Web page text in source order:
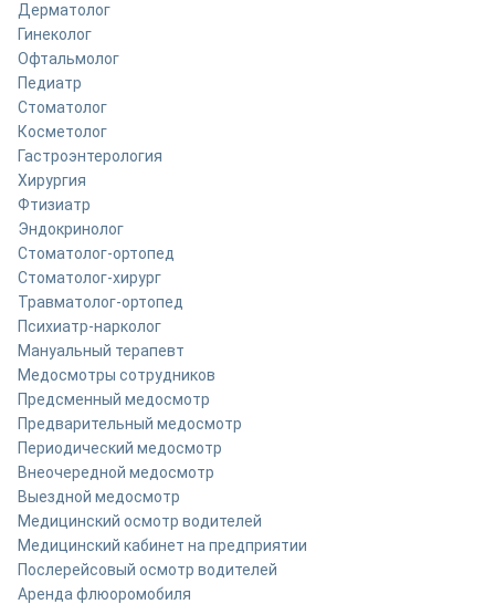
Дерматолог
Гинеколог
Офтальмолог
Педиатр
Стоматолог
Косметолог
Гастроэнтерология
Хирургия
Фтизиатр
Эндокринолог
Стоматолог-ортопед
Стоматолог-хирург
Травматолог-ортопед
Психиатр-нарколог
Мануальный терапевт
Медосмотры сотрудников
Предсменный медосмотр
Предварительный медосмотр
Периодический медосмотр
Внеочередной медосмотр
Выездной медосмотр
Медицинский осмотр водителей
Медицинский кабинет на предприятии
Послерейсовый осмотр водителей
Аренда флюоромобиля